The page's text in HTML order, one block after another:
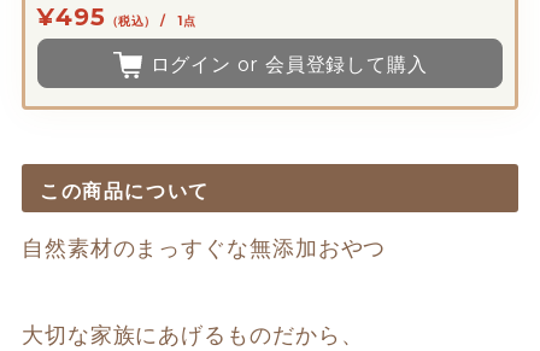
¥495 （税込） / 1点
ログイン or 会員登録して購入
この商品について
自然素材のまっすぐな無添加おやつ
大切な家族にあげるものだから、